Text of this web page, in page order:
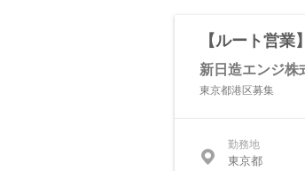
【ルート営
新日造エンジ株
東京都港区募集
勤務地
東京都